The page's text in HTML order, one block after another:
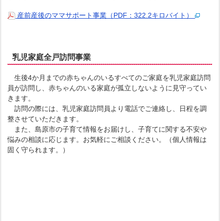
産前産後のママサポート事業（PDF：322.2キロバイト）
乳児家庭全戸訪問事業
生後4か月までの赤ちゃんのいるすべてのご家庭を乳児家庭訪問
員が訪問し、赤ちゃんのいる家庭が孤立しないように見守ってい
きます。
訪問の際には、乳児家庭訪問員より電話でご連絡し、日程を調
整させていただきます。
また、島原市の子育て情報をお届けし、子育てに関する不安や
悩みの相談に応じます。お気軽にご相談ください。（個人情報は
固く守られます。）